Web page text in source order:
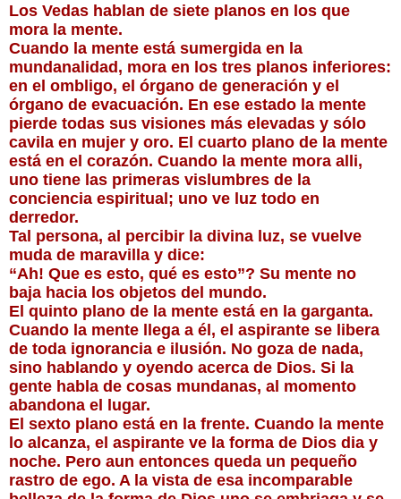
Los Vedas hablan de siete planos en los que
mora la mente.
Cuando la mente está sumergida en la
mundanalidad, mora en los tres planos inferiores:
en el ombligo, el órgano de generación y el
órgano de evacuación. En ese estado la mente
pierde todas sus visiones más elevadas y sólo
cavila en mujer y oro. El cuarto plano de la mente
está en el corazón. Cuando la mente mora alli,
uno tiene las primeras vislumbres de la
conciencia espiritual; uno ve luz todo en
derredor.
Tal persona, al percibir la divina luz, se vuelve
muda de maravilla y dice:
“Ah! Que es esto, qué es esto”? Su mente no
baja hacia los objetos del mundo.
El quinto plano de la mente está en la garganta.
Cuando la mente llega a él, el aspirante se libera
de toda ignorancia e ilusión. No goza de nada,
sino hablando y oyendo acerca de Dios. Si la
gente habla de cosas mundanas, al momento
abandona el lugar.
El sexto plano está en la frente. Cuando la mente
lo alcanza, el aspirante ve la forma de Dios dia y
noche. Pero aun entonces queda un pequeño
rastro de ego. A la vista de esa incomparable